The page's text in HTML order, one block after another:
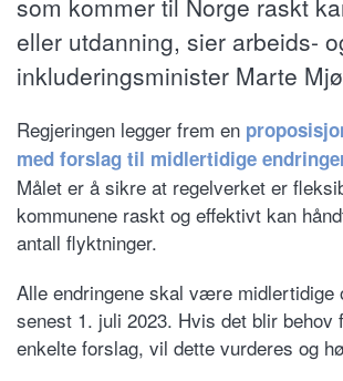
eller utdanning, sier arbeids-
inkluderingsminister Marte
Regjeringen legger frem en
med forslag til midlertidige
Målet er å sikre at regelverket er
kommunene raskt og effektivt kan
antall flyktninger.
Alle endringene skal være midlertidige
senest 1. juli 2023. Hvis det blir behov
enkelte forslag, vil dette vurderes og